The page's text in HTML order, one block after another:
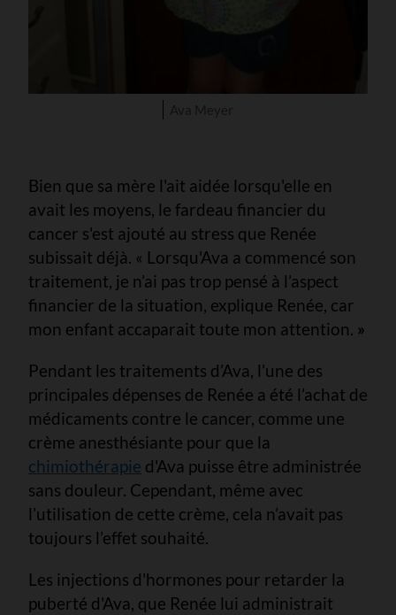
Bien que sa mère l'ait aidée lorsqu'elle en
avait les moyens, le fardeau financier du
cancer s'est ajouté au stress que Renée
subissait déjà. « Lorsqu'Ava a commencé son
traitement, je n’ai pas trop pensé à l’aspect
financier de la situation, explique Renée, car
mon enfant accaparait toute mon attention. »
Pendant les traitements d’Ava, l’une des
principales dépenses de Renée a été l’achat de
médicaments contre le cancer, comme une
crème anesthésiante pour que la
chimiothérapie d'Ava puisse être administrée
sans douleur. Cependant, même avec
l’utilisation de cette crème, cela n’avait pas
toujours l’effet souhaité.
Les injections d'hormones pour retarder la
puberté d'Ava, que Renée lui administrait